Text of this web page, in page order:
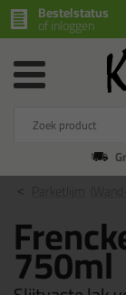
Bestelstatus
of inloggen
750ml